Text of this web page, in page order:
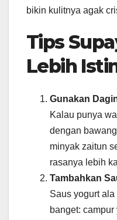
bikin kulitnya agak
Tips
Lebih
Gunakan
Kalau punya
dengan
minyak zaitun
rasanya lebih
Tambahkan
Saus yogurt
banget: